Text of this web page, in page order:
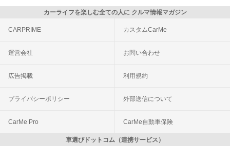
カーライフを楽しむ全ての人に クルマ情報マガジン
CARPRIME カスタムCarMe
運営会社 お問い合わせ
広告掲載 利用規約
プライバシーポリシー 外部送信について
CarMe Pro CarMe自動車保険
車選びドットコム（連携サービス）